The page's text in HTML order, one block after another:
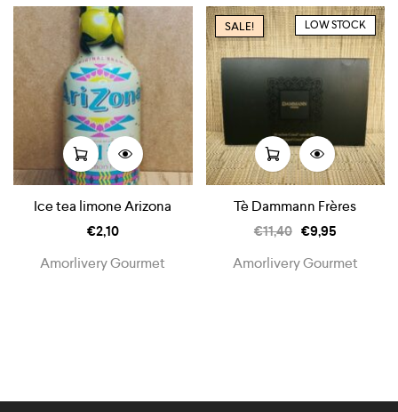
Ice tea limone Arizona
€2,10
Amorlivery Gourmet
SALE! LOW STOCK
Tè Dammann Frères
€11,40 €9,95
Amorlivery Gourmet